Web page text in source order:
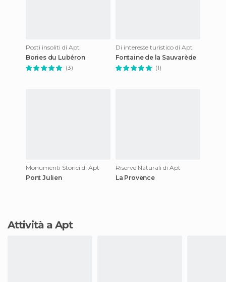
Posti insoliti di Apt
Bories du Lubéron
(3)
Di interesse turistico di Apt
Fontaine de la Sauvarède
(1)
Monumenti Storici di Apt
Pont Julien
Riserve Naturali di Apt
La Provence
Attività a Apt